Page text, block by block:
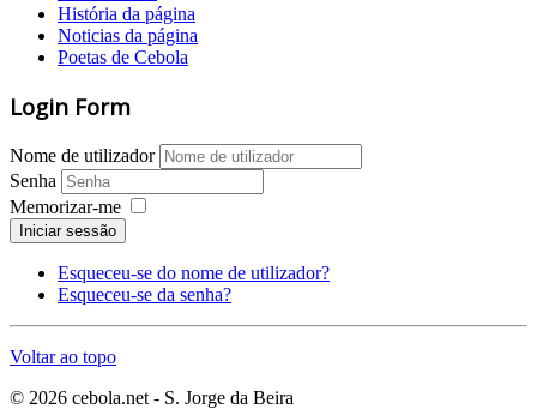
História da página
Noticias da página
Poetas de Cebola
Login Form
Nome de utilizador
Senha
Memorizar-me
Iniciar sessão
Esqueceu-se do nome de utilizador?
Esqueceu-se da senha?
Voltar ao topo
© 2026 cebola.net - S. Jorge da Beira